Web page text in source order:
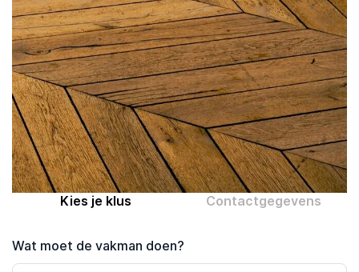
Computer expert
Help
Over MrFix
Log in als vakman
Kies je klus Contactgegevens
Wat moet de vakman doen?